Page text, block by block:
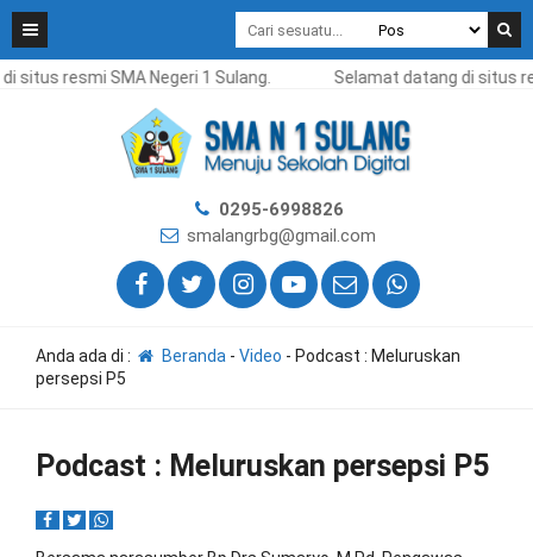
situs resmi SMA Negeri 1 Sulang. Selamat datang di situs
0295-6998826
smalangrbg@gmail.com
Anda ada di : Beranda - Video - Podcast : Meluruskan
persepsi P5
Podcast : Meluruskan persepsi P5